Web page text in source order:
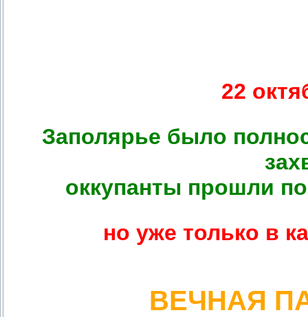
22
Заполярье было
оккупанты прошли
но уже только в
ВЕЧНАЯ